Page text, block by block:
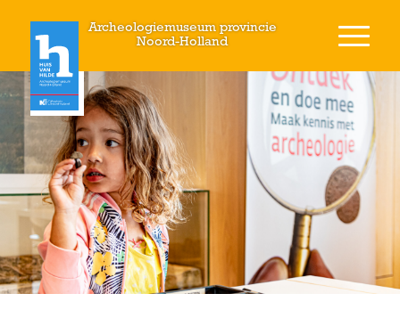
Archeologiemuseum provincie
Noord-Holland